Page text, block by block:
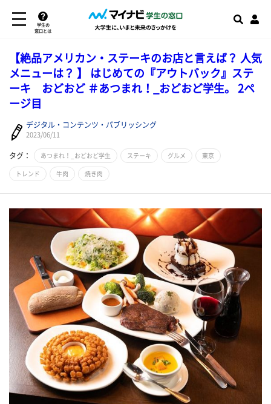
学生の
窓口とは
【絶品アメリカン・ステーキのお店と言えば？ 人気
メニューは？ 】 はじめての『アウトバック』ステ
ーキ おどおど ＃あつまれ！_おどおど学生。 2ペ
ージ目
デジタル・コンテンツ・パブリッシング
2023/06/11
タグ： あつまれ！_おどおど学生 ステーキ グルメ 東京
トレンド 牛肉 焼き肉